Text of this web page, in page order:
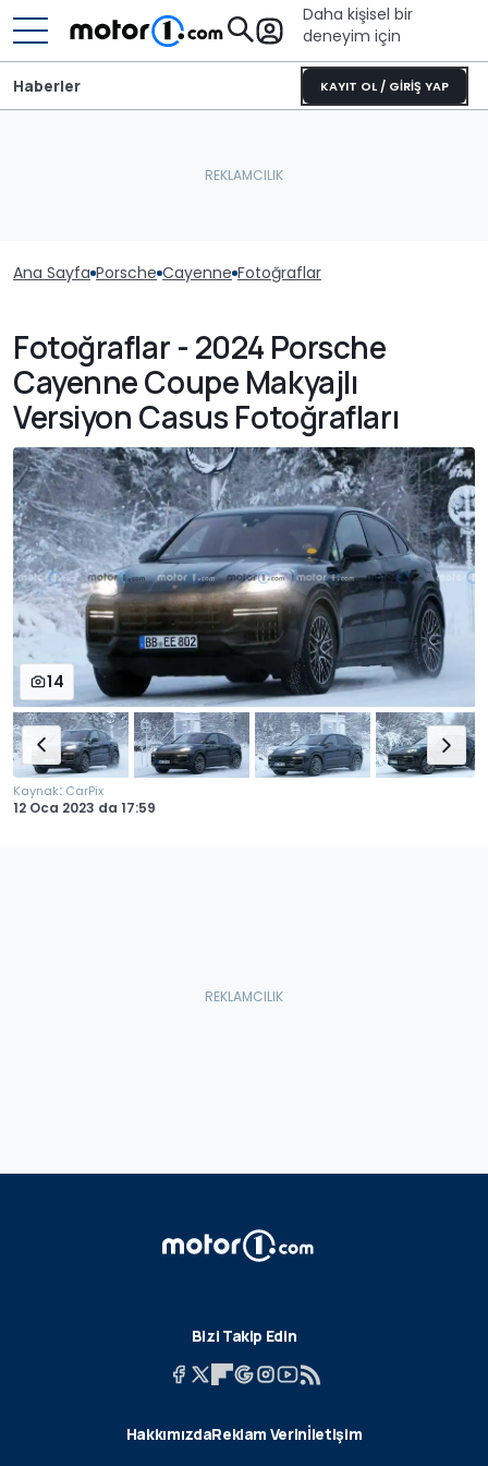
Daha kişisel bir
deneyim için
KAYIT OL / GİRİŞ YAP
Haberler
Ana Sayfa Porsche Cayenne Fotoğraflar
Fotoğraflar - 2024 Porsche
Cayenne Coupe Makyajlı
Versiyon Casus Fotoğrafları
14
Kaynak: CarPix
12 Oca 2023 da 17:59
Bizi Takip Edin
HakkımızdaReklam Verinİletişim